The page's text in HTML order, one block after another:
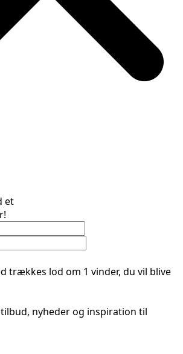
et
trækkes lod om 1 vinder, du vil blive
nyheder og inspiration til